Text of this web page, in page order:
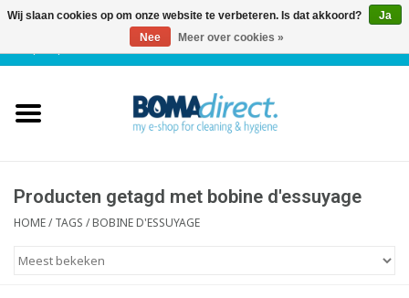
Klantenservice
Producten getagd met bobine d'essuyage
HOME/TAGS /BOBINE D'ESSUYAGE
Wij slaan cookies op om onze website te verbeteren. Is dat akkoord?
Ja
Nee
Meer over cookies »